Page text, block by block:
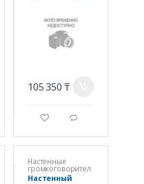
шт), 32W(100V) /
60W(8 OHm)
105 350 ₸
g d
Настенные
громкоговорител
и
Настенный